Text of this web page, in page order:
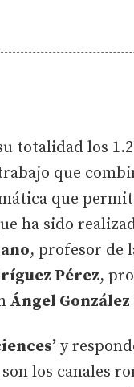
totalidad los
que
que
ha sido
, profesor de
Pérez,
Ángel
y
los canales